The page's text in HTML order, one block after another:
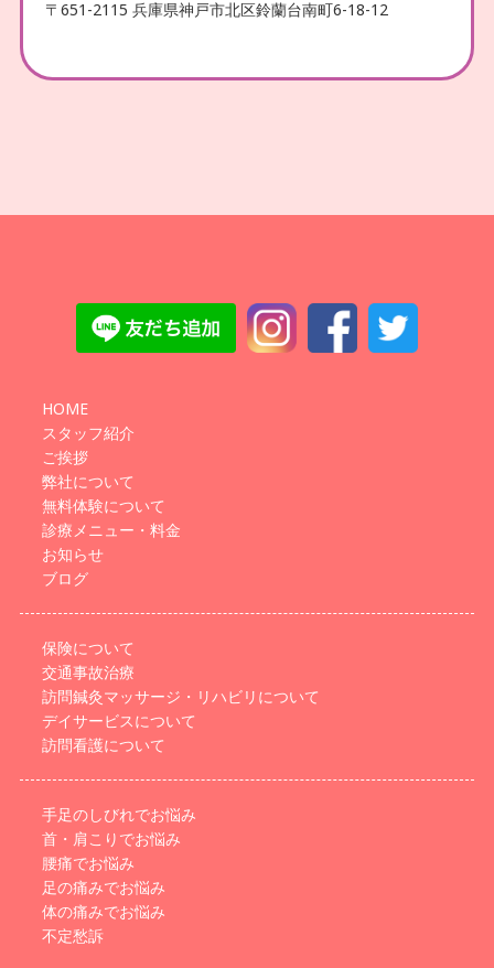
〒651-2115 兵庫県神戸市北区鈴蘭台南町6-18-12
HOME
スタッフ紹介
ご挨拶
弊社について
無料体験について
診療メニュー・料金
お知らせ
ブログ
保険について
交通事故治療
訪問鍼灸マッサージ・リハビリについて
デイサービスについて
訪問看護について
手足のしびれでお悩み
首・肩こりでお悩み
腰痛でお悩み
足の痛みでお悩み
体の痛みでお悩み
不定愁訴